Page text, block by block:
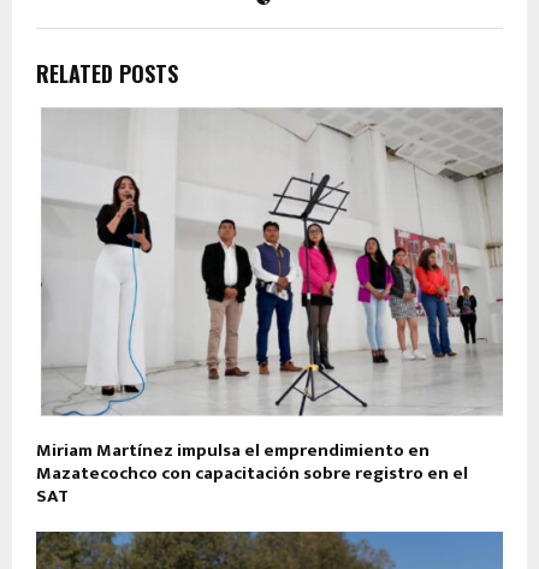
RELATED POSTS
Miriam Martínez impulsa el emprendimiento en
Mazatecochco con capacitación sobre registro en el
SAT